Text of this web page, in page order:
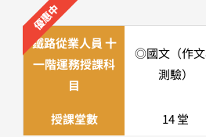
優惠中
鐵路從業人員 十
一階運務授課科
目
◎國文（作
測驗）
授課堂數 14 堂